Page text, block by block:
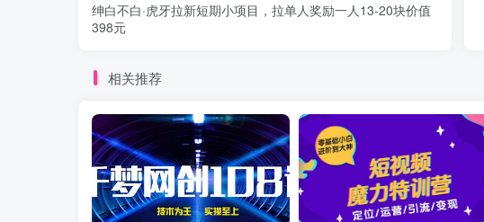
绅白不白·虎牙拉新短期小项目，拉单人奖励一人13-20块价值
398元
相关推荐